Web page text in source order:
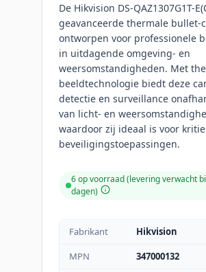
De Hikvision DS-QAZ1307G1T-
geavanceerde thermale bullet-
ontworpen voor professionele
in uitdagende omgeving- en
weersomstandigheden. Met
beeldtechnologie biedt deze
detectie en surveillance
van licht- en
waardoor zij ideaal is voor
beveiligingstoepassingen.
6 op voorraad (levering verwacht
dagen)
Fabrikant
Hikvision
MPN
347000132